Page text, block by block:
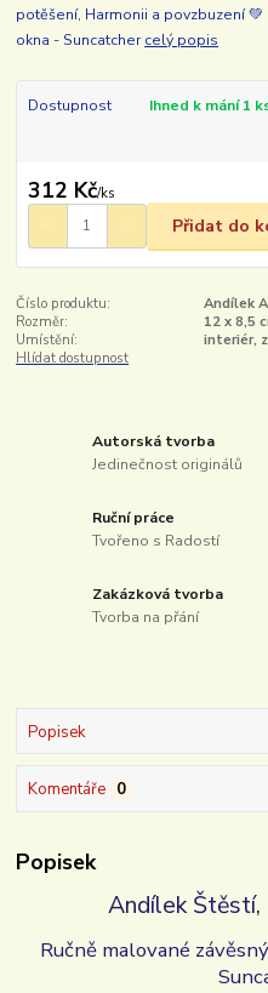
potěšení, Harmonii a povzbuzení
okna - Suncatchercelý popis
Dostupnost Ihned k mání 1
312 Kč/ks
Přidat do
Číslo produktu:
Andílek
Rozměr:
12 x 8,5
Umístění:
interiér,
Hlídat dostupnost
Autorská tvorba
Jedinečnost originálů
Ruční práce
Tvořeno s Radostí
Zakázková tvorba
Tvorba na přání
Popisek
Komentáře 0
Popisek
Andílek
Ručně malované